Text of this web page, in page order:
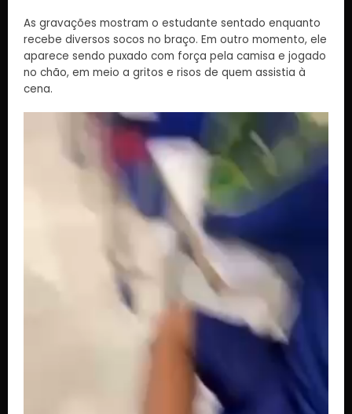
As gravações mostram o estudante sentado enquanto
recebe diversos socos no braço. Em outro momento, ele
aparece sendo puxado com força pela camisa e jogado
no chão, em meio a gritos e risos de quem assistia à
cena.